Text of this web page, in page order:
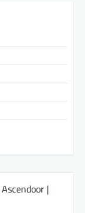
Ascendoor |